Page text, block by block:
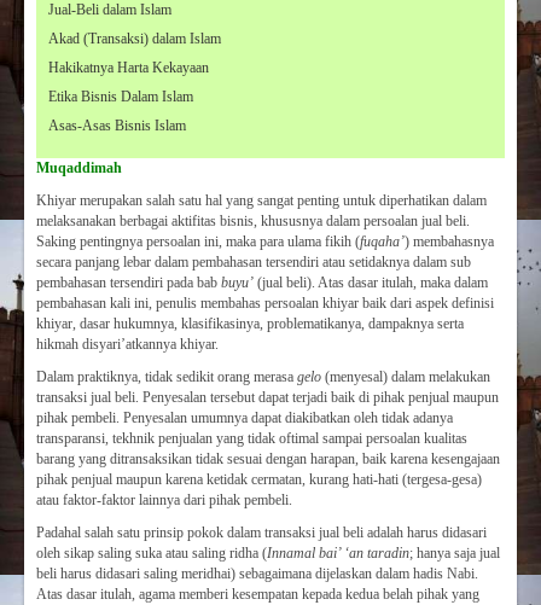
Jual-Beli dalam Islam
Akad (Transaksi) dalam Islam
Hakikatnya Harta Kekayaan
Etika Bisnis Dalam Islam
Asas-Asas Bisnis Islam
Muqaddimah
Khiyar merupakan salah satu hal yang sangat penting untuk diperhatikan dalam
melaksanakan berbagai aktifitas bisnis, khususnya dalam persoalan jual beli.
Saking pentingnya persoalan ini, maka para ulama fikih (fuqaha’) membahasnya
secara panjang lebar dalam pembahasan tersendiri atau setidaknya dalam sub
pembahasan tersendiri pada bab buyu’ (jual beli). Atas dasar itulah, maka dalam
pembahasan kali ini, penulis membahas persoalan khiyar baik dari aspek definisi
khiyar, dasar hukumnya, klasifikasinya, problematikanya, dampaknya serta
hikmah disyari’atkannya khiyar.
Dalam praktiknya, tidak sedikit orang merasa gelo (menyesal) dalam melakukan
transaksi jual beli. Penyesalan tersebut dapat terjadi baik di pihak penjual maupun
pihak pembeli. Penyesalan umumnya dapat diakibatkan oleh tidak adanya
transparansi, tekhnik penjualan yang tidak oftimal sampai persoalan kualitas
barang yang ditransaksikan tidak sesuai dengan harapan, baik karena kesengajaan
pihak penjual maupun karena ketidak cermatan, kurang hati-hati (tergesa-gesa)
atau faktor-faktor lainnya dari pihak pembeli.
Padahal salah satu prinsip pokok dalam transaksi jual beli adalah harus didasari
oleh sikap saling suka atau saling ridha (Innamal bai’ ‘an taradin; hanya saja jual
beli harus didasari saling meridhai) sebagaimana dijelaskan dalam hadis Nabi.
Atas dasar itulah, agama memberi kesempatan kepada kedua belah pihak yang